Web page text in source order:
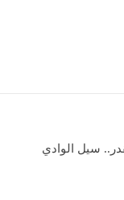
سيل الوادي